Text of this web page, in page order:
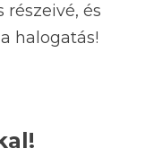
és
halogatás!